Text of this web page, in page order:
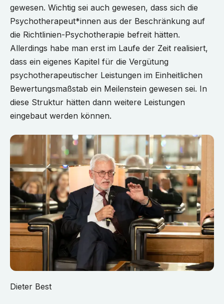
gewesen. Wichtig sei auch gewesen, dass sich die
Psychotherapeut*innen aus der Beschränkung auf
die Richtlinien-Psychotherapie befreit hätten.
Allerdings habe man erst im Laufe der Zeit realisiert,
dass ein eigenes Kapitel für die Vergütung
psychotherapeutischer Leistungen im Einheitlichen
Bewertungsmaßstab ein Meilenstein gewesen sei. In
diese Struktur hätten dann weitere Leistungen
eingebaut werden können.
Dieter Best